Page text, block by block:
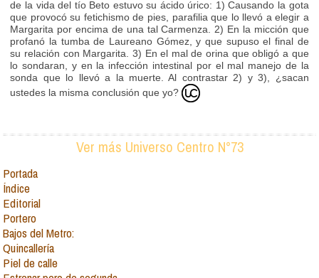
de la vida del tío Beto estuvo su ácido úrico: 1) Causando la gota
que provocó su fetichismo de pies, parafilia que lo llevó a elegir a
Margarita por encima de una tal Carmenza. 2) En la micción que
profanó la tumba de Laureano Gómez, y que supuso el final de
su relación con Margarita. 3) En el mal de orina que obligó a que
lo sondaran, y en la infección intestinal por el mal manejo de la
sonda que lo llevó a la muerte. Al contrastar 2) y 3), ¿sacan
ustedes la misma conclusión que yo?
Ver más Universo Centro N°73
Portada
Índice
Editorial
Portero
Bajos del Metro:
Quincallería
Piel de calle